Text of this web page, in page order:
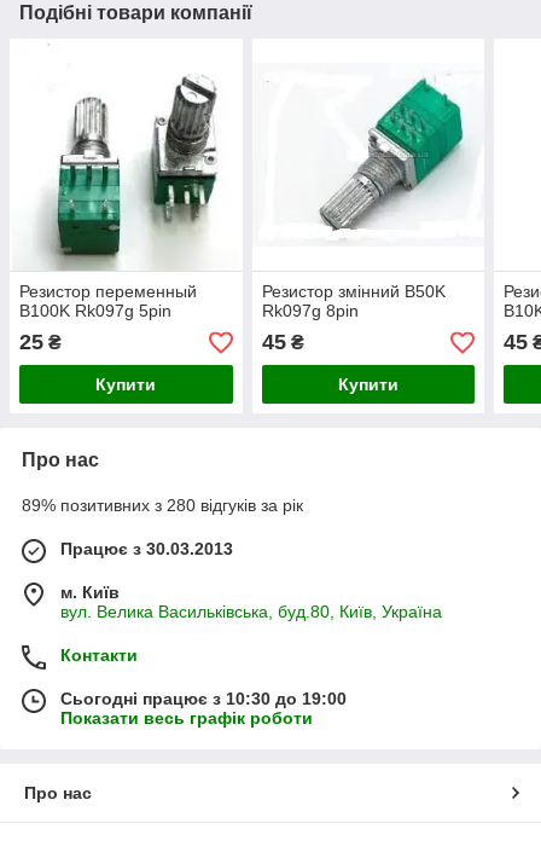
Подібні товари компанії
Резистор переменный
B100K Rk097g 5pin
25 ₴
Купити
Резистор змінний B50K
Rk097g 8pin
45₴
Купити
45
Про нас
89% позитивних з 280 відгуків за рік
Працює з 30.03.2013
м. Київ
вул. Велика Васильківська, буд.80, Київ, Україна
Контакти
Сьогодні працює з 10:30 до 19:00
Показати весь графік роботи
Про нас